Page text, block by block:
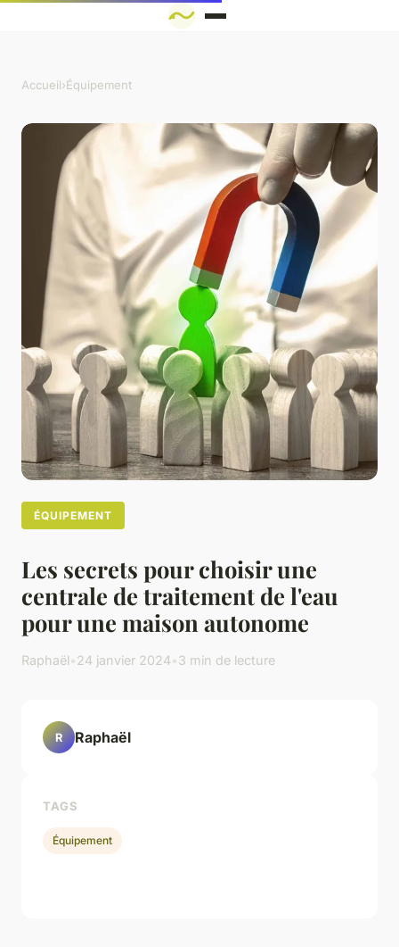
Accueil›Équipement
ÉQUIPEMENT
Les secrets pour choisir une
centrale de traitement de l'eau
pour une maison autonome
Raphaël•24 janvier 2024•3 min de lecture
R Raphaël
TAGS
Équipement